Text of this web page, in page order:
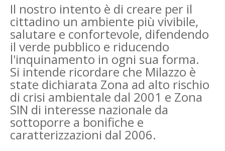
Il nostro intento è di creare per il
cittadino un ambiente più vivibile,
salutare e confortevole, difendendo
il verde pubblico e riducendo
l'inquinamento in ogni sua forma.
Si intende ricordare che Milazzo è
state dichiarata Zona ad alto rischio
di crisi ambientale dal 2001 e Zona
SIN di interesse nazionale da
sottoporre a bonifiche e
caratterizzazioni dal 2006.